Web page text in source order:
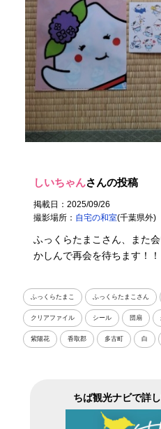
しいちゃんさんの投稿
掲載日：2025/09/26
撮影場所： 自宅の和室(千葉県外)
ふっくらたまこさん、また
かしんで再会を待ちます！！
ふっくらたまこ ふっくらたまこさん
クリアファイル シール 団扇
紫陽花 香取郡 多古町 白
ちば観光ナビで詳